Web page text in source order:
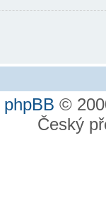
phpBB ©
Český